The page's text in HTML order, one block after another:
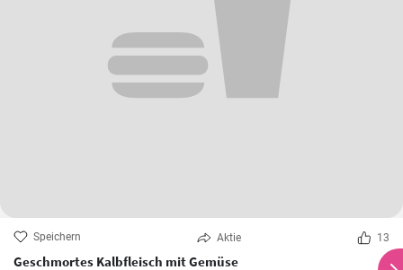
Speichern Aktie 13
Geschmortes Kalbfleisch mit Gemüse